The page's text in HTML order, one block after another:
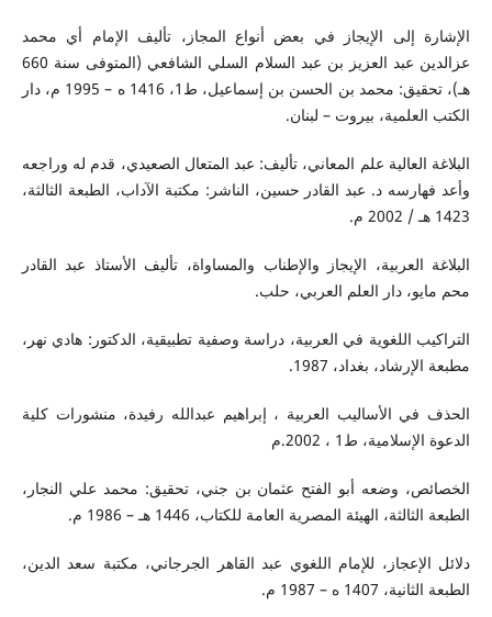
الإشارة إلى الإيجاز في بعض أنواع المجاز، تأليف الإمام أي محمد
عزالدين عبد العزيز بن عبد السلام السلي الشافعي (المتوفى سنة 660
هـ)، تحقيق: محمد بن الحسن بن إسماعيل، ط1، 1416 ه – 1995 م، دار
الكتب العلمية، بيروت – لبنان.
البلاغة العالية علم المعاني، تأليف: عبد المتعال الصعيدي، قدم له وراجعه
وأعد فهارسه د. عبد القادر حسين، الناشر: مكتبة الآداب، الطبعة الثالثة،
1423 هـ / 2002 م.
البلاغة العربية، الإيجاز والإطناب والمساواة، تأليف الأستاذ عبد القادر
محم مايو، دار العلم العربي، حلب.
التراكيب اللغوية في العربية، دراسة وصفية تطبيقية، الدكتور: هادي نهر،
مطبعة الإرشاد، بغداد، 1987.
الحذف في الأساليب العربية ، إبراهيم عبدالله رفيدة، منشورات كلية
الدعوة الإسلامية، ط1 ، 2002.م
الخصائص، وضعه أبو الفتح عثمان بن جني، تحقيق: محمد علي النجار،
الطبعة الثالثة، الهيئة المصرية العامة للكتاب، 1446 هـ – 1986 م.
دلائل الإعجاز، للإمام اللغوي عبد القاهر الجرجاني، مكتبة سعد الدين،
الطبعة الثانية، 1407 ه – 1987 م.